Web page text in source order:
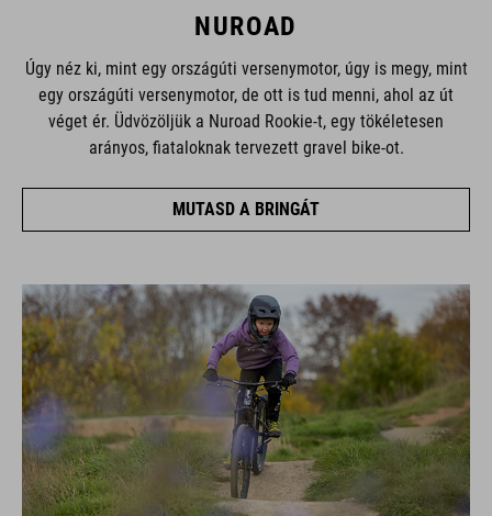
NUROAD
Úgy néz ki, mint egy országúti versenymotor, úgy is megy, mint
egy országúti versenymotor, de ott is tud menni, ahol az út
véget ér. Üdvözöljük a Nuroad Rookie-t, egy tökéletesen
arányos, fiataloknak tervezett gravel bike-ot.
MUTASD A BRINGÁT